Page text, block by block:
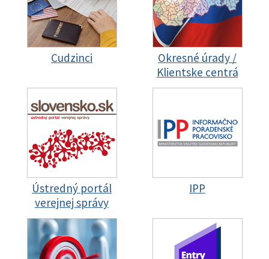
Cudzinci
Okresné úrady /
Klientske centrá
Ústredný portál
verejnej správy
IPP